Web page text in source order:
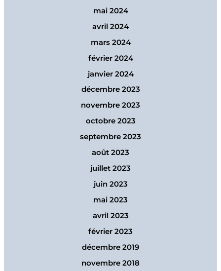
mai 2024
avril 2024
mars 2024
février 2024
janvier 2024
décembre 2023
novembre 2023
octobre 2023
septembre 2023
août 2023
juillet 2023
juin 2023
mai 2023
avril 2023
février 2023
décembre 2019
novembre 2018